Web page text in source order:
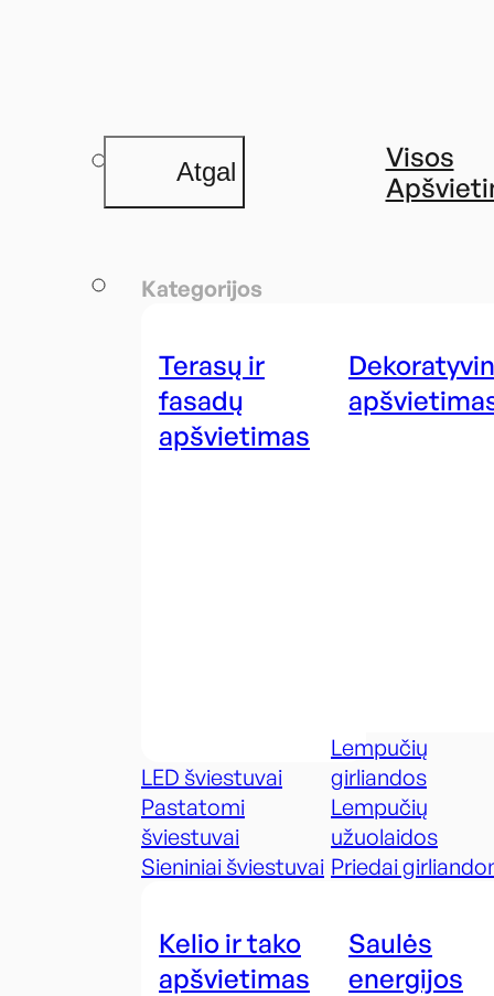
Atgal
Visos
Kategorijos
Terasų ir
fasadų
apšvietimas
LED šviestuvai
Pastatomi
šviestuvai
Sieniniai šviestuvai
Lempučių
girliandos
Lempučių
užuolaidos
Priedai
Kelio ir tako
apšvietimas
Saulės
energijos